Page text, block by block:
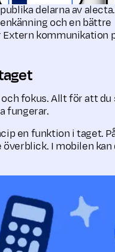
delarna av
och en bättre
kommunikation
fokus. Allt för att
fungerar.
en funktion i taget.
I mobilen kan